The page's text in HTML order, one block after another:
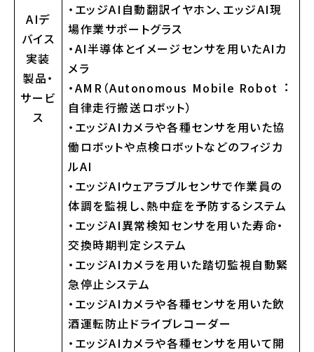
AIデ
バイス
実装
製品・
サービ
ス
・エッジAI⾃動翻訳イヤホン、エッジAI現
場作業サポートグラス
・AI半導体とイメージセンサを⽤いたAIカ
メラ
・AMR（Autonomous Mobile Robot︓
⾃律⾛⾏搬送ロボット）
・エッジAIカメラや各種センサを⽤いた協
働ロボットや点検ロボットなどのフィジカ
ルAI
・エッジAIウェアラブルセンサで作業員の
体調を監視し、熱中症を予防するシステム
・エッジAI異常検知センサを⽤いた寿命・
交換時期判定システム
・エッジAIカメラを⽤いた踏切監視⾃動緊
急停⽌システム
・エッジAIカメラや各種センサを⽤いた飲
酒運転防⽌ドライブレコーダー
・エッジAIカメラや各種センサを⽤いて開